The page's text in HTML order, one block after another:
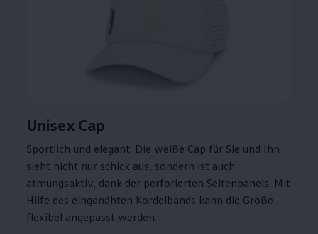
Unisex Cap
Sportlich und elegant: Die weiße Cap für Sie und Ihn
sieht nicht nur schick aus, sondern ist auch
atmungsaktiv, dank der perforierten Seitenpanels. Mit
Hilfe des eingenähten Kordelbands kann die Größe
flexibel angepasst werden.